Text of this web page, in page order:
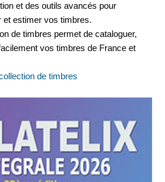
et des outils avancés pour
et estimer vos timbres.
de timbres permet de cataloguer,
vos timbres de France et
de timbres